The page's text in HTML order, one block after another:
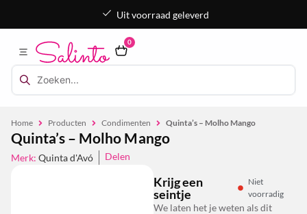
Uit voorraad geleverd
0
Home Producten Condimenten Quinta’s – Molho Mango
Quinta’s – Molho Mango
Merk: Quinta d'Avó Delen
Krijg een
seintje
Niet
voorradig
We laten het je weten als dit